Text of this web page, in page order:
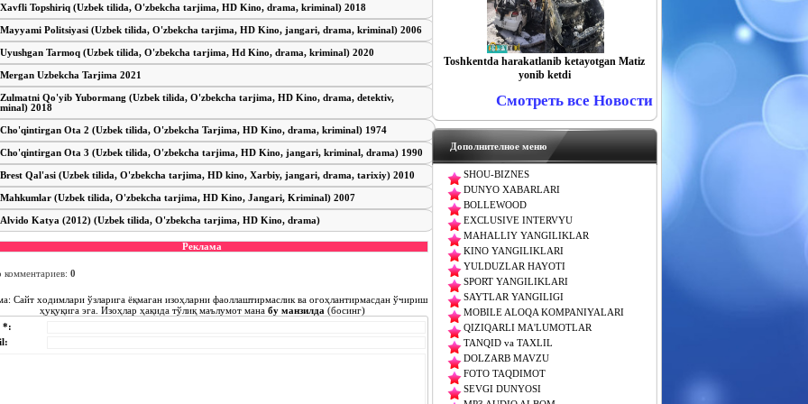
Xavfli Topshiriq (Uzbek tilida, O'zbekcha tarjima, HD Kino, drama, kriminal) 2018
Mayyami Politsiyasi (Uzbek tilida, O'zbekcha tarjima, HD Kino, jangari, drama, kriminal) 2006
Uyushgan Tarmoq (Uzbek tilida, O'zbekcha tarjima, Hd Kino, drama, kriminal) 2020
Mergan Uzbekcha Tarjima 2021
Zulmatni Qo'yib Yubormang (Uzbek tilida, O'zbekcha tarjima, HD Kino, drama, detektiv,
2018
Cho'qintirgan Ota 2 (Uzbek tilida, O'zbekcha Tarjima, HD Kino, drama, kriminal) 1974
Cho'qintirgan Ota 3 (Uzbek tilida, O'zbekcha tarjima, HD Kino, jangari, kriminal, drama) 1990
Brest Qal'asi (Uzbek tilida, O'zbekcha tarjima, HD kino, Xarbiy, jangari, drama, tarixiy) 2010
Mahkumlar (Uzbek tilida, O'zbekcha tarjima, HD Kino, Jangari, Kriminal) 2007
Alvido Katya (2012) (Uzbek tilida, O'zbekcha tarjima, HD Kino, drama)
Реклама
комментариев: 0
Сайт ходимлари ўзларига ёқмаган изоҳларни фаоллаштирмаслик ва огоҳлантирмасдан ўчириш
ҳуқуқига эга. Изоҳлар ҳақида тўлиқ маълумот манабу манзилда (босинг)
*:
Toshkentda harakatlanib ketayotgan Matiz
yonib ketdi
Смотреть все Новости
Дополнителное меню
SHOU-BIZNES
DUNYO XABARLARI
BOLLEWOOD
EXCLUSIVE INTERVYU
MAHALLIY YANGILIKLAR
KINO YANGILIKLARI
YULDUZLAR HAYOTI
SPORT YANGILIKLARI
SAYTLAR YANGILIGI
MOBILE ALOQA KOMPANIYALARI
QIZIQARLI MA'LUMOTLAR
TANQID va TAXLIL
DOLZARB MAVZU
FOTO TAQDIMOT
SEVGI DUNYOSI